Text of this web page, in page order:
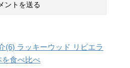
(6) ラッキーウッド リビエラ
を食べ比べ